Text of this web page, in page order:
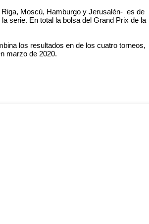
Moscú, Hamburgo y Jerusalén- es de
serie. En total la bolsa del Grand Prix de la
los resultados en de los cuatro torneos,
marzo de 2020.